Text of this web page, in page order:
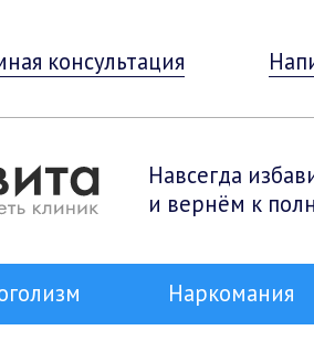
консультация
Навсегда
и вернём к
Наркомания